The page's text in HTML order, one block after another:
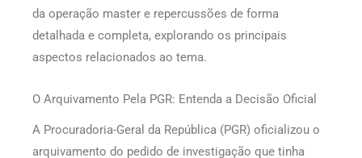
da operação master e repercussões de forma
detalhada e completa, explorando os principais
aspectos relacionados ao tema.
O Arquivamento Pela PGR: Entenda a Decisão Oficial
A Procuradoria-Geral da República (PGR) oficializou o
arquivamento do pedido de investigação que tinha